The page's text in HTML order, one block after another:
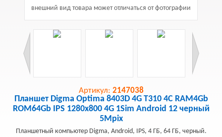
внешний вид товара может отличаться от фотографии
Артикул: 2147038
Планшет Digma Optima 8403D 4G T310 4C RAM4Gb
ROM64Gb IPS 1280x800 4G 1Sim Android 12 черный
5Mpix
Планшетный компьютер Digma, Android, IPS, 4 ГБ, 64 ГБ, черный.